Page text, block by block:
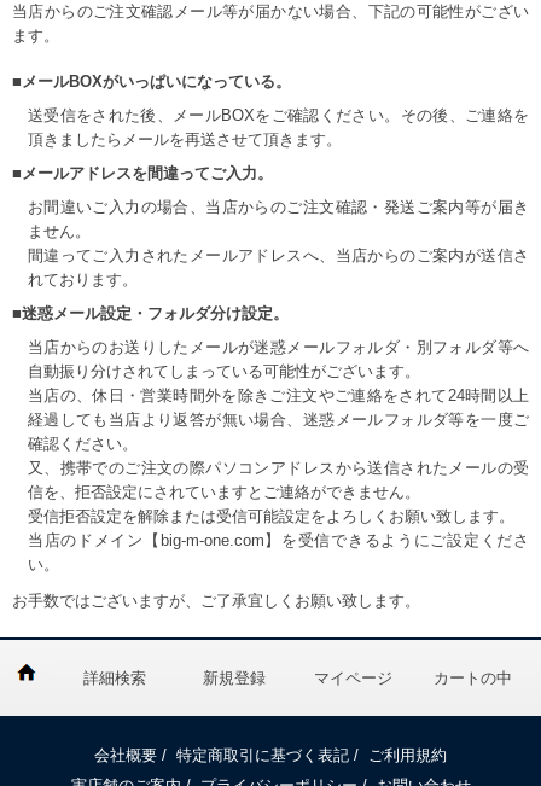
当店からのご注文確認メール等が届かない場合、下記の可能性がござい
ます。
■メールBOXがいっぱいになっている。
送受信をされた後、メールBOXをご確認ください。その後、ご連絡を
頂きましたらメールを再送させて頂きます。
■メールアドレスを間違ってご入力。
お間違いご入力の場合、当店からのご注文確認・発送ご案内等が届き
ません。
間違ってご入力されたメールアドレスへ、当店からのご案内が送信さ
れております。
■迷惑メール設定・フォルダ分け設定。
当店からのお送りしたメールが迷惑メールフォルダ・別フォルダ等へ
自動振り分けされてしまっている可能性がございます。
当店の、休日・営業時間外を除きご注文やご連絡をされて24時間以上
経過しても当店より返答が無い場合、迷惑メールフォルダ等を一度ご
確認ください。
又、携帯でのご注文の際パソコンアドレスから送信されたメールの受
信を、拒否設定にされていますとご連絡ができません。
受信拒否設定を解除または受信可能設定をよろしくお願い致します。
当店のドメイン【big-m-one.com】を受信できるようにご設定くださ
い。
お手数ではございますが、ご了承宜しくお願い致します。
詳細検索 新規登録 マイページ カートの中
会社概要 / 特定商取引に基づく表記 /
ご利用規約